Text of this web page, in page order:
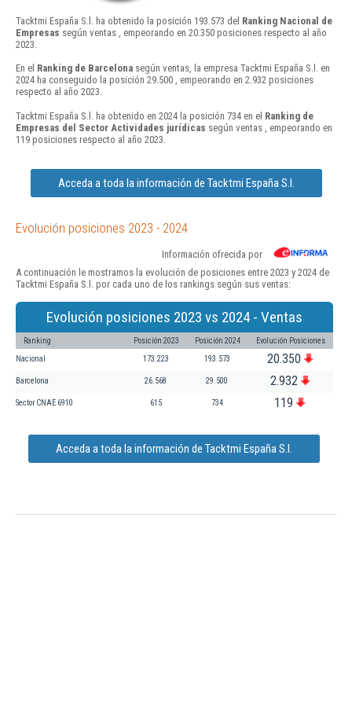
Tacktmi España S.l. ha obtenido la posición 193.573 del Ranking Nacional de
Empresas según ventas , empeorando en 20.350 posiciones respecto al año
2023.
En el Ranking de Barcelona según ventas, la empresa Tacktmi España S.l. en
2024 ha conseguido la posición 29.500 , empeorando en 2.932 posiciones
respecto al año 2023.
Tacktmi España S.l. ha obtenido en 2024 la posición 734 en el Ranking de
Empresas del Sector Actividades jurídicas según ventas , empeorando en
119 posiciones respecto al año 2023.
Acceda a toda la información de Tacktmi España S.l.
Evolución posiciones 2023 - 2024
Información ofrecida por
A continuación le mostramos la evolución de posiciones entre 2023 y 2024 de
Tacktmi España S.l. por cada uno de los rankings según sus ventas:
Evolución posiciones 2023 vs 2024 - Ventas
Ranking Posición 2023 Posición 2024 Evolución Posiciones
Nacional 173.223 193.573 20.350
Barcelona 26.568 29.500 2.932
Sector CNAE 6910 615 734 119
Acceda a toda la información de Tacktmi España S.l.